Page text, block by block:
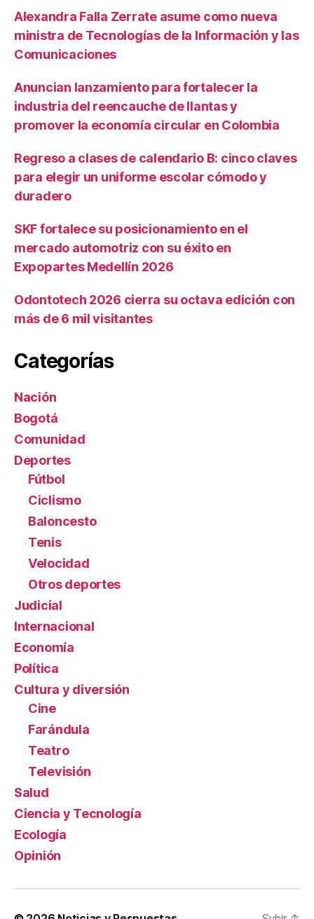
Alexandra Falla Zerrate asume como nueva
ministra de Tecnologías de la Información y las
Comunicaciones
Anuncian lanzamiento para fortalecer la
industria del reencauche de llantas y
promover la economía circular en Colombia
Regreso a clases de calendario B: cinco claves
para elegir un uniforme escolar cómodo y
duradero
SKF fortalece su posicionamiento en el
mercado automotriz con su éxito en
Expopartes Medellín 2026
Odontotech 2026 cierra su octava edición con
más de 6 mil visitantes
Categorías
Nación
Bogotá
Comunidad
Deportes
Fútbol
Ciclismo
Baloncesto
Tenis
Velocidad
Otros deportes
Judicial
Internacional
Economía
Política
Cultura y diversión
Cine
Farándula
Teatro
Televisión
Salud
Ciencia y Tecnología
Ecología
Opinión